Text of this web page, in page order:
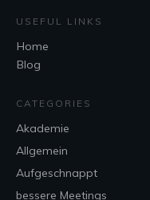
USEFUL LINKS
Home
Blog
CATEGORIES
Akademie
Allgemein
Aufgeschnappt
bessere Meetings